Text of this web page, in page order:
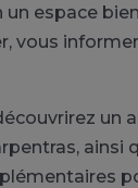
espace
vous
un
ainsi